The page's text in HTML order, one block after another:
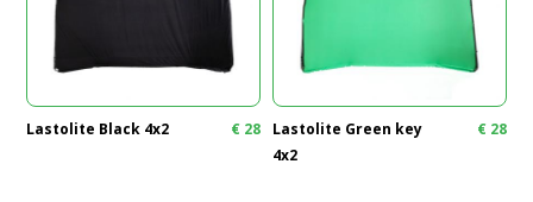
Lastolite Black 4x2 € 28
Lastolite Green key
4x2
€28